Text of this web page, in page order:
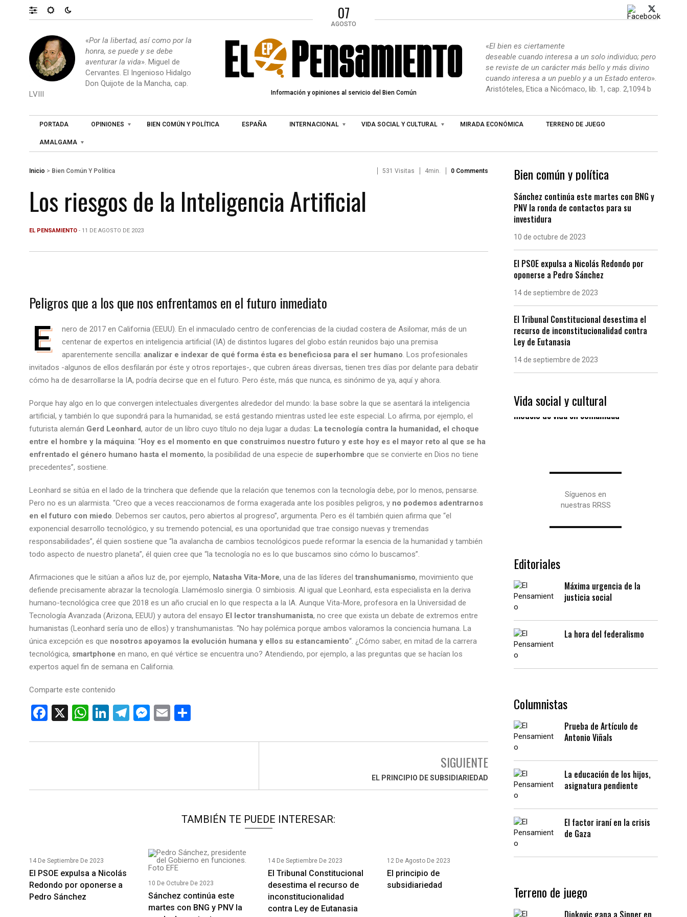
07
AGOSTO
«Por la libertad, así como por la
honra, se puede y se debe
aventurar la vida». Miguel de
Cervantes. El Ingenioso Hidalgo
Don Quijote de la Mancha, cap.
LVIII
Información y opiniones al servicio del Bien Común
«El bien es ciertamente
deseable cuando interesa a un solo individuo; pero
se reviste de un carácter más bello y más divino
cuando interesa a un pueblo y a un Estado entero».
Aristóteles, Etica a Nicómaco, lib. 1, cap. 2,1094 b
PORTADA OPINIONES BIEN COMÚN Y POLÍTICA ESPAÑA INTERNACIONAL VIDA SOCIAL Y CULTURAL MIRADA ECONÓMICA TERRENO DE JUEGO
AMALGAMA
Inicio > Bien Común Y Política 531 Visitas 4min. 0 Comments
Los riesgos de la Inteligencia Artificial
EL PENSAMIENTO - 11 DE AGOSTO DE 2023
Peligros que a los que nos enfrentamos en el futuro inmediato
E
nero de 2017 en California (EEUU). En el inmaculado centro de conferencias de la ciudad costera de Asilomar, más de un
centenar de expertos en inteligencia artificial (IA) de distintos lugares del globo están reunidos bajo una premisa
aparentemente sencilla: analizar e indexar de qué forma ésta es beneficiosa para el ser humano. Los profesionales
invitados -algunos de ellos desfilarán por éste y otros reportajes-, que cubren áreas diversas, tienen tres días por delante para debatir
cómo ha de desarrollarse la IA, podría decirse que en el futuro. Pero éste, más que nunca, es sinónimo de ya, aquí y ahora.
Porque hay algo en lo que convergen intelectuales divergentes alrededor del mundo: la base sobre la que se asentará la inteligencia
artificial, y también lo que supondrá para la humanidad, se está gestando mientras usted lee este especial. Lo afirma, por ejemplo, el
futurista alemán Gerd Leonhard, autor de un libro cuyo título no deja lugar a dudas: La tecnología contra la humanidad, el choque
entre el hombre y la máquina: “Hoy es el momento en que construimos nuestro futuro y este hoy es el mayor reto al que se ha
enfrentado el género humano hasta el momento, la posibilidad de una especie de superhombre que se convierte en Dios no tiene
precedentes”, sostiene.
Leonhard se sitúa en el lado de la trinchera que defiende que la relación que tenemos con la tecnología debe, por lo menos, pensarse.
Pero no es un alarmista. “Creo que a veces reaccionamos de forma exagerada ante los posibles peligros, y no podemos adentrarnos
en el futuro con miedo. Debemos ser cautos, pero abiertos al progreso”, argumenta. Pero es él también quien afirma que “el
exponencial desarrollo tecnológico, y su tremendo potencial, es una oportunidad que trae consigo nuevas y tremendas
responsabilidades”, él quien sostiene que “la avalancha de cambios tecnológicos puede reformar la esencia de la humanidad y también
todo aspecto de nuestro planeta”, él quien cree que “la tecnología no es lo que buscamos sino cómo lo buscamos”.
Afirmaciones que le sitúan a años luz de, por ejemplo, Natasha Vita-More, una de las líderes del transhumanismo, movimiento que
defiende precisamente abrazar la tecnología. Llamémoslo sinergia. O simbiosis. Al igual que Leonhard, esta especialista en la deriva
humano-tecnológica cree que 2018 es un año crucial en lo que respecta a la IA. Aunque Vita-More, profesora en la Universidad de
Tecnología Avanzada (Arizona, EEUU) y autora del ensayo El lector transhumanista, no cree que exista un debate de extremos entre
humanistas (Leonhard sería uno de ellos) y transhumanistas. “No hay polémica porque ambos valoramos la conciencia humana. La
única excepción es que nosotros apoyamos la evolución humana y ellos su estancamiento“. ¿Cómo saber, en mitad de la carrera
tecnológica, smartphone en mano, en qué vértice se encuentra uno? Atendiendo, por ejemplo, a las preguntas que se hacían los
expertos aquel fin de semana en California.
Comparte este contenido
F
ce
o
X
W
at
p
Li
ke
T
e
m
M
se
er
E
ail m
tir
SIGUIENTE
EL PRINCIPIO DE SUBSIDIARIEDAD
TAMBIÉN TE PUEDE INTERESAR:
14 De Septiembre De 2023
El PSOE expulsa a Nicolás
Redondo por oponerse a
Pedro Sánchez
10 De Octubre De 2023
Sánchez continúa este
martes con BNG y PNV la
14 De Septiembre De 2023
El Tribunal Constitucional
desestima el recurso de
inconstitucionalidad
contra Ley de Eutanasia
12 De Agosto De 2023
El principio de
subsidiariedad
Bien común y política
Sánchez continúa este martes con BNG y
PNV la ronda de contactos para su
investidura
10 de octubre de 2023
El PSOE expulsa a Nicolás Redondo por
oponerse a Pedro Sánchez
14 de septiembre de 2023
El Tribunal Constitucional desestima el
recurso de inconstitucionalidad contra
Ley de Eutanasia
14 de septiembre de 2023
Vida social y cultural
Las “Eiras” gallegas, un
modelo de vida en comunidad
Síguenos en
nuestras RRSS
Editoriales
Máxima urgencia de la
justicia social
La hora del federalismo
Columnistas
Prueba de Artículo de
Antonio Viñals
La educación de los hijos,
asignatura pendiente
El factor iraní en la crisis
de Gaza
Terreno de juego
Djokovic gana a Sinner en